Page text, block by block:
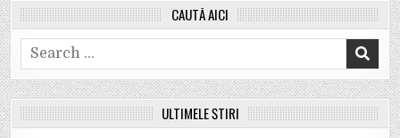
CAUTĂ AICI
Search
for:
ULTIMELE ȘTIRI